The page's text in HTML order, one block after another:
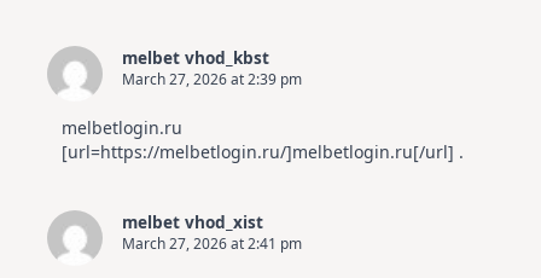
melbet vhod_kbst
March 27, 2026 at 2:39 pm
melbetlogin.ru
[url=https://melbetlogin.ru/]melbetlogin.ru[/url] .
melbet vhod_xist
March 27, 2026 at 2:41 pm